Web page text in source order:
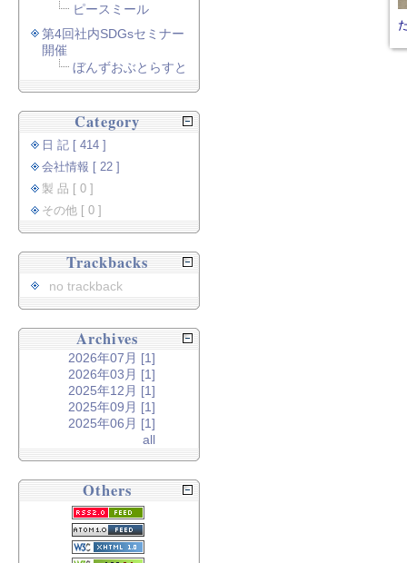
ピースミール
第4回社内SDGsセミナー
開催
ぼんずおぶとらすと
Category
日 記 [ 414 ]
会社情報 [ 22 ]
製 品 [ 0 ]
その他 [ 0 ]
Trackbacks
no trackback
Archives
2026年07月 [1]
2026年03月 [1]
2025年12月 [1]
2025年09月 [1]
2025年06月 [1]
all
Others